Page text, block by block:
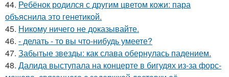
44. Ребёнок родился с другим цветом кожи: пара
объяснила это генетикой.
45. Никому ничего не доказывайте.
46. - делать - то вы что-нибудь умеете?
47. Забытые звезды: как слава обернулась падением.
48. Далида выступала на концерте в бигудях из-за форс-